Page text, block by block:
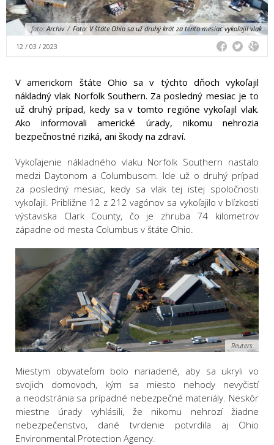
foto:Archiv / Foto: V štáte Ohio sa už druhý krát za tento mesiac vykoľajil vlak
12 / 03 / 2023
V americkom štáte Ohio sa v týchto dňoch vykoľajil
nákladný vlak Norfolk Southern. Za posledný mesiac je to
už druhý prípad, kedy sa v tomto regióne vykoľajil vlak.
Ako informovali americké úrady, nikomu nehrozia
bezpečnostné riziká, ani škody na zdraví.
Vykoľajenie nákladného vlaku Norfolk Southern nastalo
medzi Daytonom a Columbusom. Ide už o druhý prípad
za posledný mesiac, kedy sa vlak tej istej spoločnosti
vykoľajil. Približne 12 z 212 vagónov sa vykoľajilo v blízkosti
výstaviska Clark County, čo je zhruba 74 kilometrov
západne od mesta Columbus v štáte Ohio.
Reuters
Miestym obyvateľom bolo nariadené, aby sa ukryli vo
svojich domovoch, kým sa miesto nehody nevyčistí
a neodstránia sa prípadné nebezpečné materiály. Neskôr
miestne úrady vyhlásili, že nikomu nehrozí žiadne
nebezpečenstvo, dané tvrdenie potvrdila aj Ohio
Environmental Protection Agency.